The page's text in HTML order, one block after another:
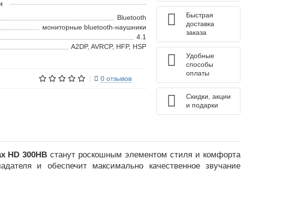
Bluetooth
мониторные bluetooth-наушники
4.1
A2DP, AVRCP, HFP, HSP
0 отзывов
Быстрая
доставка
заказа
Удобные
способы
оплаты
Скидки, акции
и подарки
HD 300HB станут роскошным элементом стиля и комфорта
и обеспечит максимально качественное звучание